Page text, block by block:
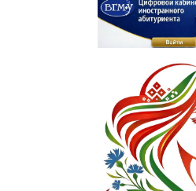
Нормативные документы
Школа врача-интерна,
Материалы для клинических
Контрольные цифры приема
Перечень документов для приема